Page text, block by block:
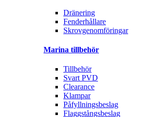
Dränering
Fenderhållare
Skrovgenomföringar
Marina tillbehör
Tillbehör
Svart PVD
Clearance
Klampar
Påfyllningsbeslag
Flaggstångsbeslag